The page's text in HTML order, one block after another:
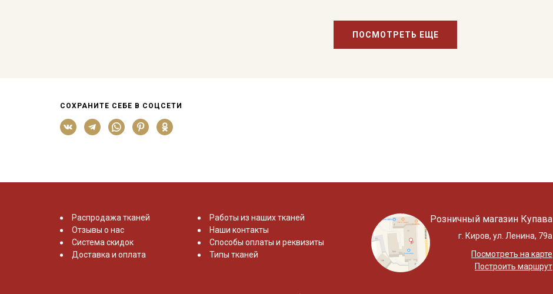
ПОСМОТРЕТЬ ЕЩЕ
СОХРАНИТЕ СЕБЕ В СОЦСЕТИ
Распродажа тканей
Отзывы о нас
Система скидок
Доставка и оплата
Работы из наших тканей
Наши контакты
Способы оплаты и реквизиты
Типы тканей
Розничный магазин Купава
г. Киров, ул. Ленина, 79а
Посмотреть на карте
Построить маршрут